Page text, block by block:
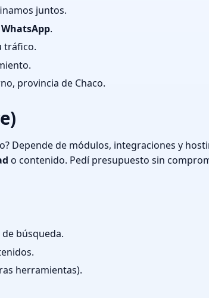
juntos.
WhatsApp.
tráfico.
provincia de Chaco.
Depende de módulos, integraciones y
o contenido. Pedí presupuesto sin
búsqueda.
herramientas).